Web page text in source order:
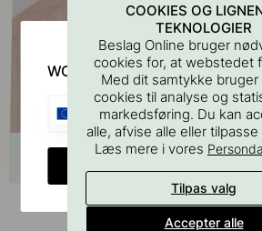
COOKIES OG
TEKNOLOGIER
Beslag Online bruger
cookies for, at webstedet
Med dit samtykke bruger
cookies til analyse og
markedsføring. Du kan
alle, afvise alle eller
Læs mere i vores
Tilpas valg
Accepter alle
WOULD YOU RATHER VISIT?
EU